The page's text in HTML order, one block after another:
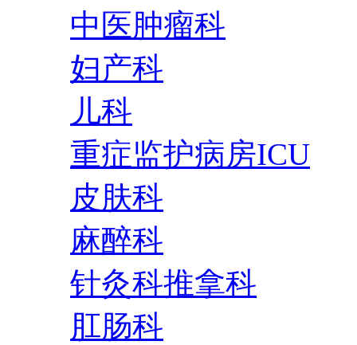
中医肿瘤科
妇产科
儿科
重症监护病房ICU
皮肤科
麻醉科
针灸科推拿科
肛肠科